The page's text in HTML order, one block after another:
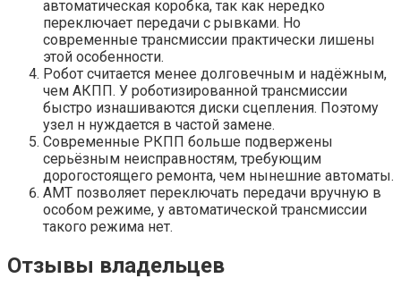
автоматическая коробка, так как нередко
переключает передачи с рывками. Но
современные трансмиссии практически лишены
этой особенности.
Робот считается менее долговечным и надёжным,
чем АКПП. У роботизированной трансмиссии
быстро изнашиваются диски сцепления. Поэтому
узел н нуждается в частой замене.
Современные РКПП больше подвержены
серьёзным неисправностям, требующим
дорогостоящего ремонта, чем нынешние автоматы.
АМТ позволяет переключать передачи вручную в
особом режиме, у автоматической трансмиссии
такого режима нет.
Отзывы владельцев